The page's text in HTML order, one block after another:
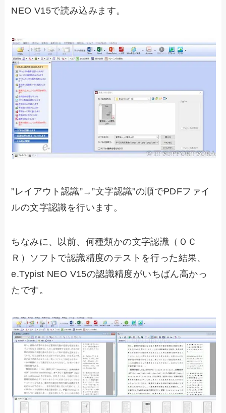
NEO V15で読み込みます。
”レイアウト認識”→”文字認識”の順でPDFファイ
ルの文字認識を行います。
ちなみに、以前、何種類かの文字認識（ＯＣ
Ｒ）ソフトで認識精度のテストを行った結果、
e.Typist NEO V15の認識精度がいちばん高かっ
たです。